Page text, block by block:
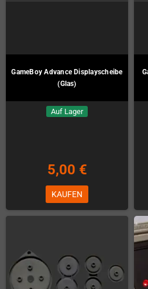
GameBoy Advance Displayscheibe
(Glas)
Auf Lager
5,00 €
KAUFEN